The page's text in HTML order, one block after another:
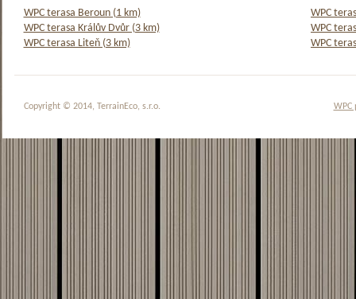
WPC terasa Beroun (1 km)
WPC
WPC terasa Králův Dvůr (3 km)
WPC
WPC terasa Liteň (3 km)
WPC
WPC
Copyright © 2014, TerrainEco, s.r.o.